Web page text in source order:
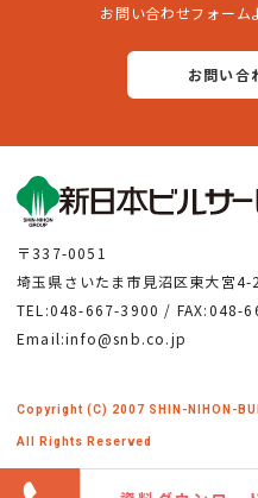
お問い合わせフォーム
お問い合
〒337-0051
埼玉県さいたま市見沼区東大宮4-
TEL:048-667-3900 / FAX:048-
Email:info@snb.co.jp
Copyright (C) 2007 SHIN-NIHON-
All Rights Reserved